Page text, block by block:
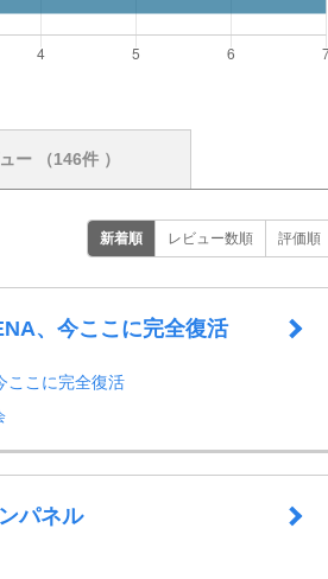
ー （146件 ）
新着順 レビュー数順 評価順
、今ここに完全復活
ここに完全復活
パネル